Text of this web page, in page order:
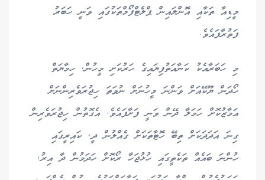
މީޑިއާ ތަކާއި އޮންލައިން ޕްލެޓްފޯމްތަކުގައި ވަނީ ހަބަރު
ފަތުރާފައެވެ.
މި ހަބަރާއެކު ކަނާއަތުފިޔައިގެ ހަރުކަށި މީހުން, ހިމާޔަތް
ހޯދަން ޔޫކޭއަށް ވަންނަ މީހުނަށް ނުވަތަ ހިޖުރަވެރިންނަށް
އަމާޒުކޮށް ހަމަލާ ދޭން ވަނީ ފަށާފައެވެ. އެގޮތުން ހިޖުރަވެރިން
ގިނަ އަދަދަކަށް ތިބޭ ހޮޓާތަކަށް ގެއްލުން ދީ, ކައިރީގައި
ހުންނަ ބައެއް ތަކެތީގައި ހުޅުޖަހާ ރޯކޮށް ހަދަމުން ދާ އިރު,